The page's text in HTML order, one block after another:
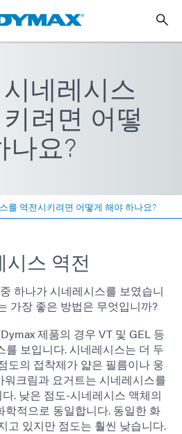
네레시스
려면 어떻
나요?
를 역전시키려면 어떻게 해야 하나요?
스 역전
하나가 시네레시스를 보였습니
가장 좋은 방법은 무엇입니까?
제품의 경우 VT 및 GEL 등
를 보입니다. 시네레시스는 더 두
도의 접착제가 얇은 필름이나 웅
워크림과 요거트는 시네레시스를
. 낮은 점도-시네레시스 액체의
학적으로 동일합니다. 동일한 화
고 있지만 점도는 훨씬 낮습니다.